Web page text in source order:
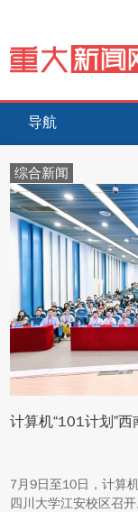
导航
综合新闻
计算机“101计划”
7月9日至10日，计算
四川大学江安校区召开